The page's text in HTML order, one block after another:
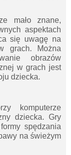
mało znane,
aspektach
się uwagę na
grach. Można
obrazów
w grach jest
dziecka.
komputerze
dziecka. Gry
spędzania
na świeżym